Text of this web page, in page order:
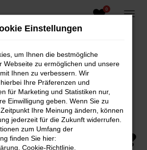
0
-
ŠKODA?
Einstellungen
um Ihnen die bestmögliche
Webseite zu ermöglichen und unsere
Ihnen zu verbessern. Wir
Ihre Präferenzen und
für Marketing und Statistiken nur,
Einwilligung geben. Wenn Sie zu
Ihre Meinung ändern, können
jederzeit für die Zukunft widerrufen.
zum Umfang der
finden Sie hier:
Cookie-Richtlinie